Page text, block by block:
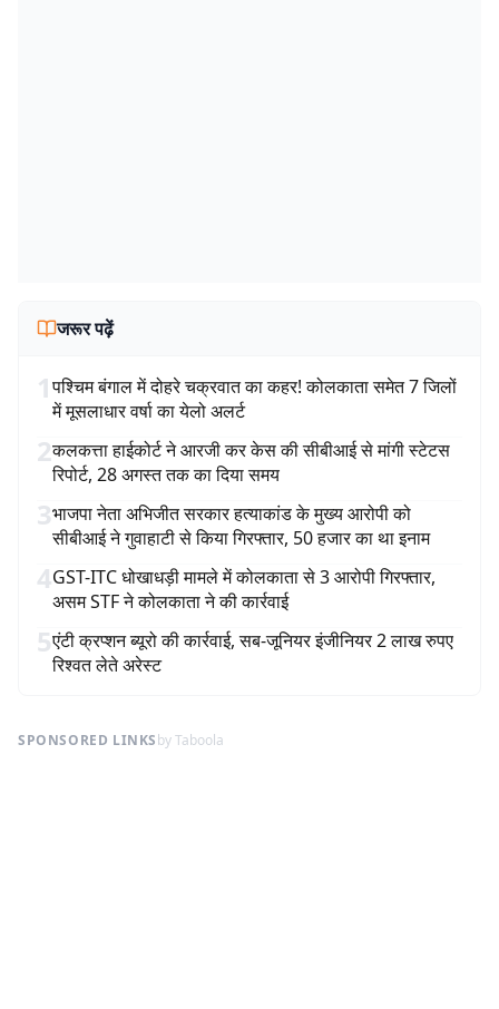
जरूर पढ़ें
1पश्चिम बंगाल में दोहरे चक्रवात का कहर! कोलकाता समेत 7 जिलों
में मूसलाधार वर्षा का येलो अलर्ट
2कलकत्ता हाईकोर्ट ने आरजी कर केस की सीबीआई से मांगी स्टेटस
रिपोर्ट, 28 अगस्त तक का दिया समय
3भाजपा नेता अभिजीत सरकार हत्याकांड के मुख्य आरोपी को
सीबीआई ने गुवाहाटी से किया गिरफ्तार, 50 हजार का था इनाम
4GST-ITC धोखाधड़ी मामले में कोलकाता से 3 आरोपी गिरफ्तार,
असम STF ने कोलकाता ने की कार्रवाई
5एंटी क्रप्शन ब्यूरो की कार्रवाई, सब-जूनियर इंजीनियर 2 लाख रुपए
रिश्वत लेते अरेस्ट
SPONSORED LINKSby Taboola